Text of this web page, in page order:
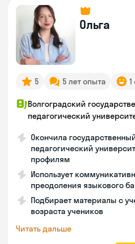
Ольга
5 5 лет опыта
Волгоградский
педагогический
Окончила
педагогический
профилям
Использует
преодоления языкового
Подбирает материалы с
возраста учеников
Читать дальше